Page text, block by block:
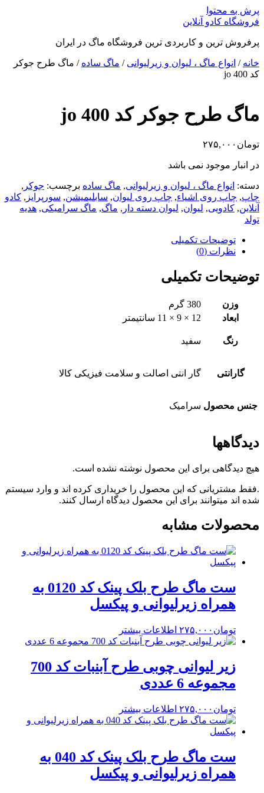
پرش به محتوا
فروشگاه کادو آنلاین
پرفروش ترین و کاربردی ترین فروشگاه ماگ در ایران
خانه / انواع ماگ ، لیوان و زیرلیوانی / ماگ ساده / ماگ طرح جوکر
کد jo 400
ماگ طرح جوکر کد jo 400
تومان ۲۷۵,۰۰۰
در انبار موجود نمی باشد
دسته: انواع ماگ ، لیوان و زیرلیوانی, ماگ ساده برچسب: جوکر ,
چاپ, چاپ روی اشیاء, چاپ روی لیوان, سابلیمیشن, سورپرایز , کادو
آنلاین, کادویی, لیوان, لیوان دسته دار , ماگ, ماگ سرامیکی, هدیه
تولد
توضیحات تکمیلی
نظرات (0)
توضیحات تکمیلی
وزن
380 گرم
ابعاد
12 × 9 × 11 سانتیمتر
رنگ سفید
گارانتی گار انتی اصالت و سلامت فیزیکی کالا
جنس محصول سرامیک
دیدگاهها
هیچ دیدگاهی برای این محصول نوشته نشده است.
.فقط مشتریانی که این محصول را خریداری کرده اند و وارد سیستم
شده اند میتوانند برای این محصول دیدگاه ارسال کنند.
محصولات مشابه
ست ماگ طرح بلک پینک کد 0120 به
همراه زیرلیوانی و پیکسل
تومان ۲۷۵,۰۰۰ اطلاعات بیشتر
زیر لیوانی چوبی طرح آبنبات کد 700
مجموعه 6 عددی
تومان ۲۷۵,۰۰۰ اطلاعات بیشتر
ست ماگ طرح بلک پینک کد 040 به
همراه زیرلیوانی و پیکسل